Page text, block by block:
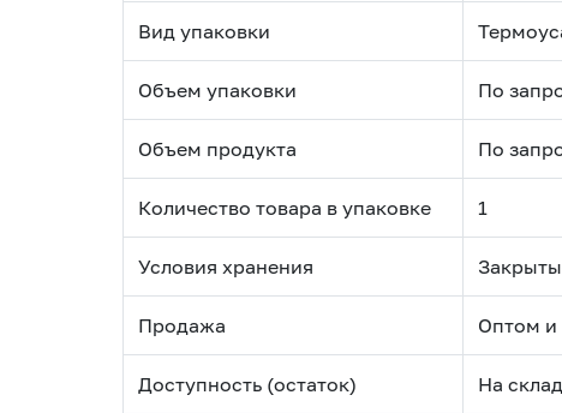
Вид упаковки
Объем упаковки По
Объем продукта По
Количество товара в упаковке 1
Условия хранения
Продажа Оптом и
Доступность (остаток) На